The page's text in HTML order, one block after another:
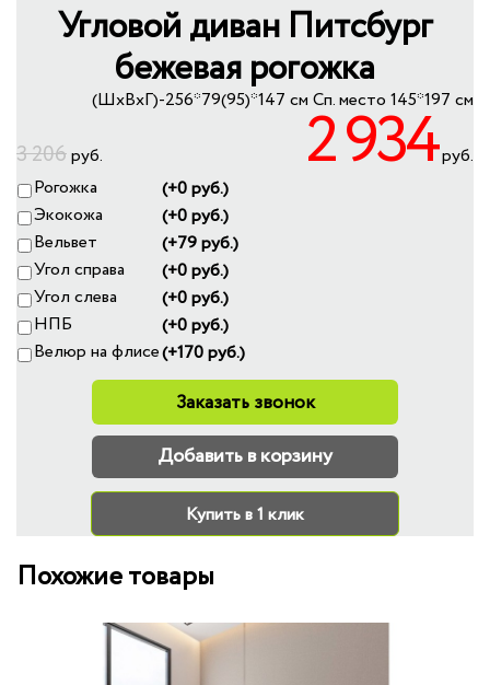
Угловой диван Питсбург
бежевая рогожка
(ШхВхГ)-256*79(95)*147 см Сп. место 145*197 см
3 206руб. 2 934руб.
Рогожка
(+0 руб.)
Экокожа
(+0 руб.)
Вельвет
(+79 руб.)
Угол справа
(+0 руб.)
Угол слева
(+0 руб.)
НПБ
(+0 руб.)
Велюр на флисе(+170 руб.)
Заказать звонок
Добавить в корзину
Купить в 1 клик
Похожие товары